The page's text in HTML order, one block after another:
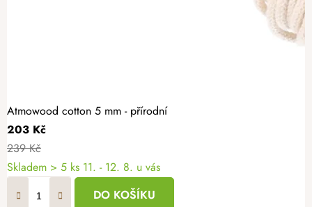
Atmowood cotton 5 mm - přírodní
203 Kč
239 Kč
Skladem > 5 ks 11. - 12. 8. u vás
DO KOŠÍKU